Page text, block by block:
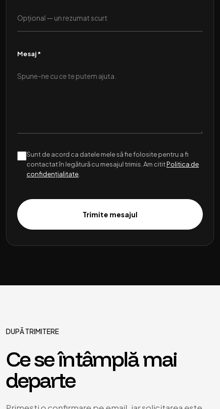
Mesaj *
Sunt de acord ca datele mele să fie folosite pentru a fi
contactat în legătură cu mesajul trimis. Am cititPolitica de
confidențialitate
Trimite mesajul
DUPĂ TRIMITERE
Ce se întâmplă mai
departe